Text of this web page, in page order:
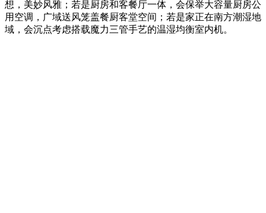
想，美妙风雅；若是厨房和客餐厅一体，会保举大容量厨房公
用空调，广域送风笼盖餐厨客堂空间；若是家正在南方潮湿地
域，会沉点考虑搭载魔力三管手艺的温湿均衡室内机。